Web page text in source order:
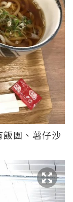
團、薯仔沙